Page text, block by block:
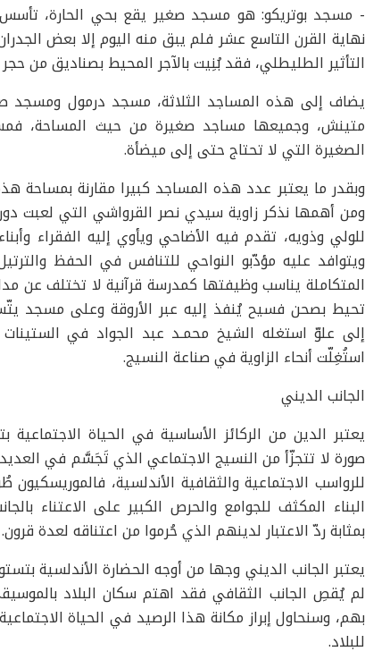
- مسجد بوتريكو: هو مسجد صغير يقع بحي الحارة،
نهاية القرن التاسع عشر فلم يبق منه اليوم إلا بعض
التأثير الطليطلي، فقد بُنِيت بالآجر المحيط بصناديق من
يضاف إلى هذه المساجد الثلاثة، مسجد درمول
متينش، وجميعها مساجد صغيرة من حيث المساحة،
الصغيرة التي لا تحتاج حتى إلى ميضأة.
وبقدر ما يعتبر عدد هذه المساجد كبيرا مقارنة بمساحة
ومن أهمها نذكر زاوية سيدي نصر القرواشي التي لعبت
للولي وذويه، تقدم فيه الأضاحي ويأوي إليه الفقراء
ويتوافد عليه مؤدّبو النواحي للتنافس في الحفظ
المتكاملة يناسب وظيفتها كمدرسة قرآنية لا تختلف عن
تحيط بصحن فسيح يُنفذ إليه عبر الأروقة وعلى مسجد
إلى علوّ استغله الشيخ محمـد عبد الجواد في
استُغِلّت أنحاء الزاوية في صناعة النسيج.
الجانب الديني
يعتبر الدين من الركائز الأساسية في الحياة الاجتماعية
صورة لا تتجزّأ من النسيج الاجتماعي الذي تَجَسَّم في
للرواسب الاجتماعية والثقافية الأندلسية،
البناء المكثف للجوامع والحرص الكبير على الاعتناء
بمثابة ردّ الاعتبار لدينهم الذي حُرموا من اعتناقه لعدة قرون.
يعتبر الجانب الديني وجها من أوجه الحضارة الأندلسية
لم يُقصِ الجانب الثقافي فقد اهتم سكان البلاد
بهم، وسنحاول إبراز مكانة هذا الرصيد في الحياة
للبلاد.